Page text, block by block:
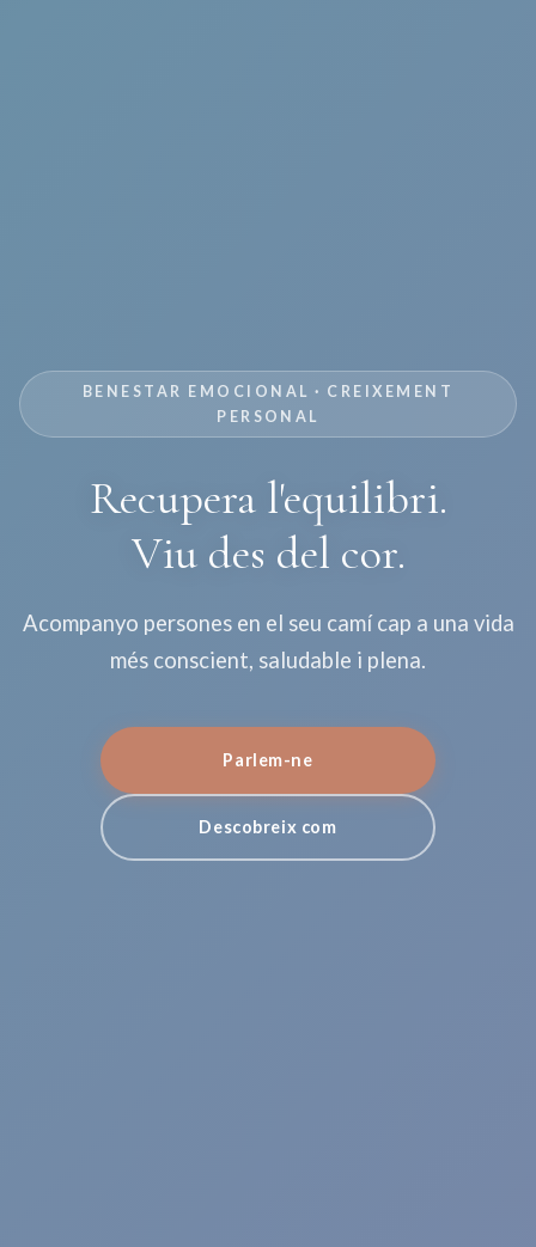
BENESTAR EMOCIONAL · CREIXEMENT
PERSONAL
Recupera l'equilibri.
Viu des del cor.
Acompanyo persones en el seu camí cap a una vida
més conscient, saludable i plena.
Parlem-ne
Descobreix com